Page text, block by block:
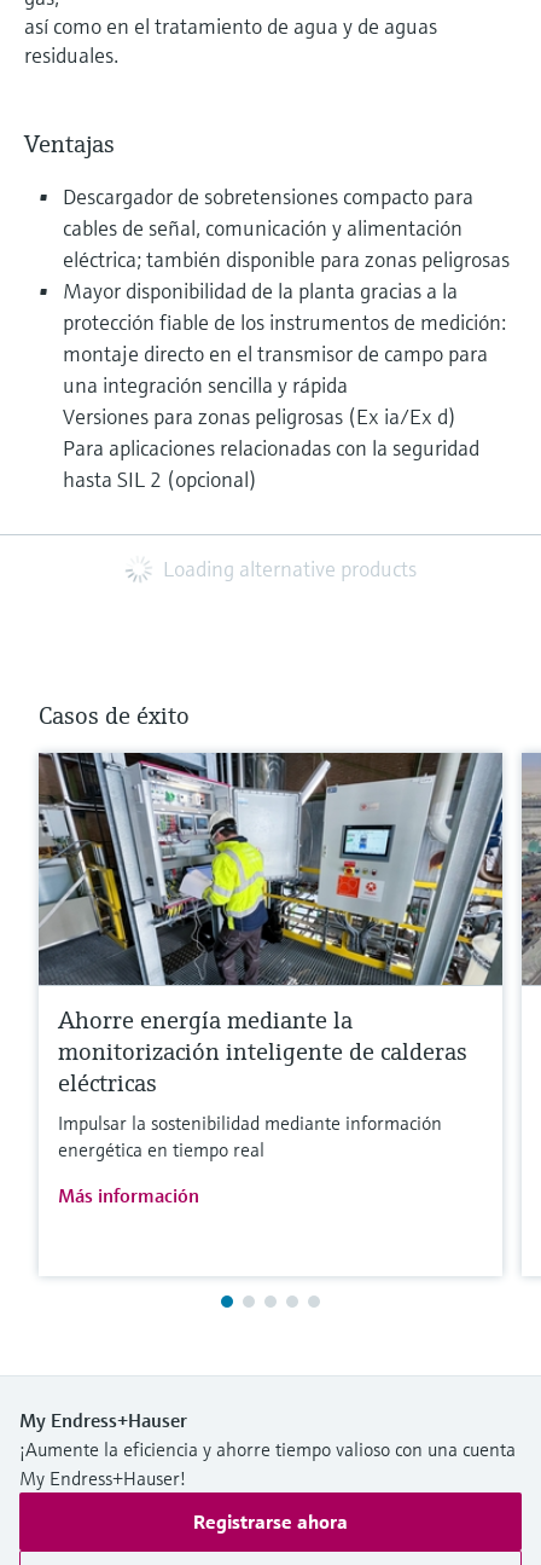
así como en el tratamiento de agua y de aguas
residuales.
Ventajas
Descargador de sobretensiones compacto para
cables de señal, comunicación y alimentación
eléctrica; también disponible para zonas peligrosas
Mayor disponibilidad de la planta gracias a la
protección fiable de los instrumentos de medición:
montaje directo en el transmisor de campo para
una integración sencilla y rápida
Versiones para zonas peligrosas (Ex ia/Ex d)
Para aplicaciones relacionadas con la seguridad
hasta SIL 2 (opcional)
Loading alternative products
Casos de éxito
Ahorre energía mediante la
monitorización inteligente de calderas
eléctricas
Impulsar la sostenibilidad mediante información
energética en tiempo real
Más información
My Endress+Hauser
¡Aumente la eficiencia y ahorre tiempo valioso con una cuenta
My Endress+Hauser!
Registrarse ahora